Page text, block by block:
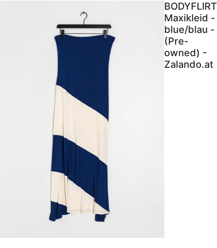
BODYFLIRT
Maxikleid -
blue/blau -
(Pre-
owned) -
Zalando.at